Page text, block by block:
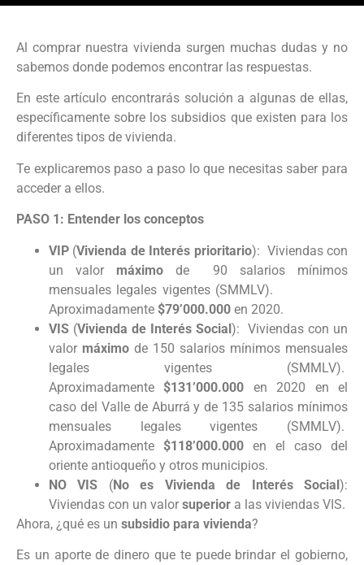
Al comprar nuestra vivienda surgen muchas dudas y no
sabemos donde podemos encontrar las respuestas.
En este artículo encontrarás solución a algunas de ellas,
específicamente sobre los subsidios que existen para los
diferentes tipos de vivienda.
Te explicaremos paso a paso lo que necesitas saber para
acceder a ellos.
PASO 1: Entender los conceptos
VIP (Vivienda de Interés prioritario): Viviendas con
un valor máximo de 90 salarios mínimos
mensuales legales vigentes (SMMLV).
Aproximadamente $79’000.000 en 2020.
VIS (Vivienda de Interés Social): Viviendas con un
valor máximo de 150 salarios mínimos mensuales
legales vigentes (SMMLV).
Aproximadamente$131’000.000 en 2020 en el
caso del Valle de Aburrá y de 135 salarios mínimos
mensuales legales vigentes (SMMLV).
Aproximadamente $118’000.000 en el caso del
oriente antioqueño y otros municipios.
NO VIS (No es Vivienda de Interés Social):
Viviendas con un valor superior a las viviendas VIS.
Ahora, ¿qué es un subsidio para vivienda?
Es un aporte de dinero que te puede brindar el gobierno,